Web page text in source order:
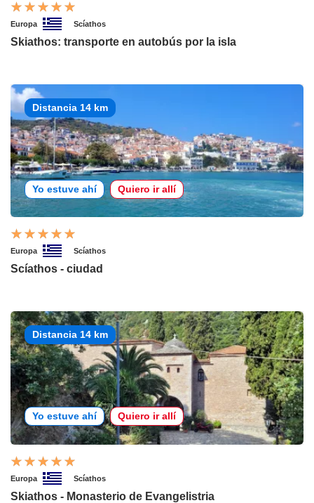
Europa Scíathos
Skiathos: transporte en autobús por la isla
Distancia 14 km
Yo estuve ahí Quiero ir allí
Europa Scíathos
Scíathos - ciudad
Distancia 14 km
Yo estuve ahí Quiero ir allí
Europa Scíathos
Skiathos - Monasterio de Evangelistria